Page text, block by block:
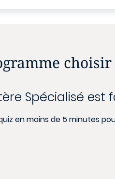
choisir
Spécialisé est
en moins de 5 minutes